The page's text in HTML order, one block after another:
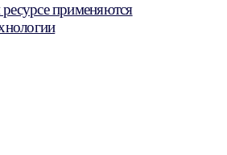
применяются